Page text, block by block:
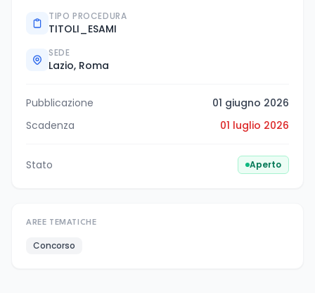
TIPO PROCEDURA
TITOLI_ESAMI
SEDE
Lazio, Roma
Pubblicazione
01 giugno 2026
Scadenza
01 luglio 2026
Stato Aperto
AREE TEMATICHE
Concorso